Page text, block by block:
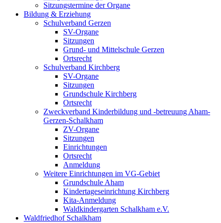
Sitzungstermine der Organe
Bildung & Erziehung
Schulverband Gerzen
SV-Organe
Sitzungen
Grund- und Mittelschule Gerzen
Ortsrecht
Schulverband Kirchberg
SV-Organe
Sitzungen
Grundschule Kirchberg
Ortsrecht
Zweckverband Kinderbildung und -betreuung Aham-
Gerzen-Schalkham
ZV-Organe
Sitzungen
Einrichtungen
Ortsrecht
Anmeldung
Weitere Einrichtungen im VG-Gebiet
Grundschule Aham
Kindertageseinrichtung Kirchberg
Kita-Anmeldung
Waldkindergarten Schalkham e.V.
Waldfriedhof Schalkham